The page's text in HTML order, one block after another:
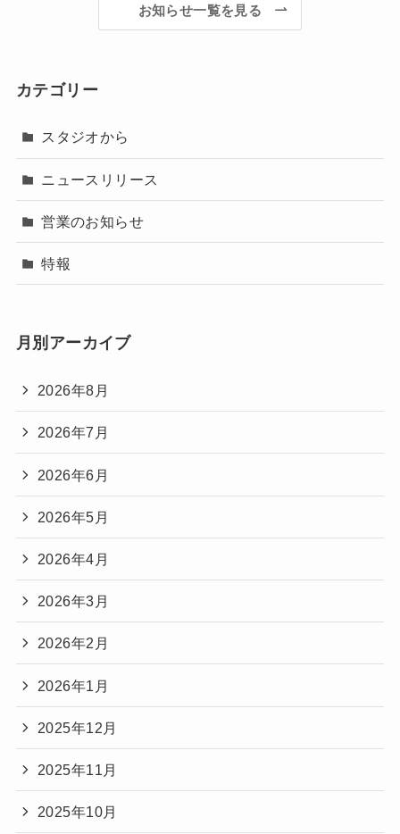
お知らせ一覧を見る
カテゴリー
スタジオから
ニュースリリース
営業のお知らせ
特報
月別アーカイブ
2026年8月
2026年7月
2026年6月
2026年5月
2026年4月
2026年3月
2026年2月
2026年1月
2025年12月
2025年11月
2025年10月